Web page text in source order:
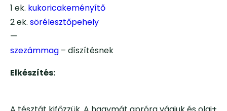
1 ek. kukoricakeményítő
2 ek. sörélesztőpehely
—
szezámmag – díszítésnek
Elkészítés: